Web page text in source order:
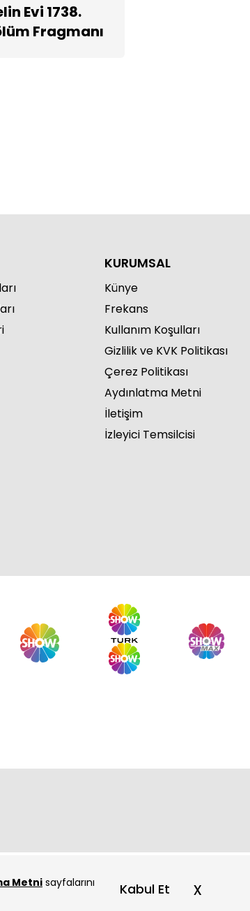
Evi 1738.
Fragmanı
Metni sayfalarını
Kabul Et x
KURUMSAL
Künye
Frekans
Kullanım Koşulları
Gizlilik ve KVK Politikası
Çerez Politikası
Aydınlatma Metni
İletişim
İzleyici Temsilcisi